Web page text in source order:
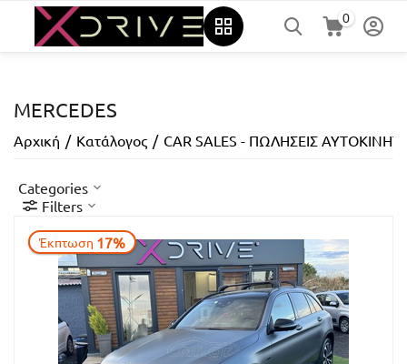
0
MERCEDES
Αρχική / Κατάλογος / CAR SALES - ΠΩΛΗΣΕΙΣ
Categories
Filters
Έκπτωση 17%